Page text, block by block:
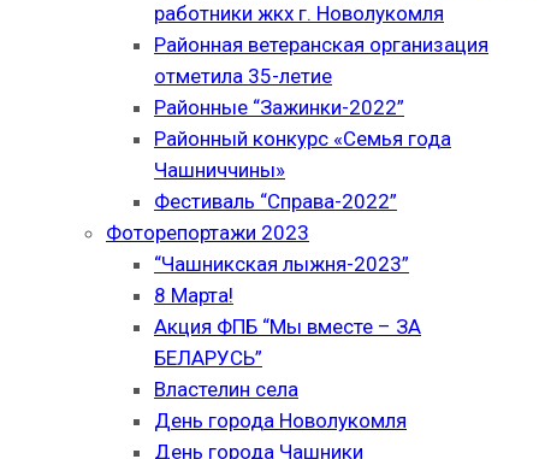
работники жкх г. Новолукомля
Районная ветеранская организация
отметила 35-летие
Районные “Зажинки-2022”
Районный конкурс «Семья года
Чашниччины»
Фестиваль “Справа-2022”
Фоторепортажи 2023
“Чашникская лыжня-2023”
8 Марта!
Акция ФПБ “Мы вместе – ЗА
БЕЛАРУСЬ”
Властелин села
День города Новолукомля
День города Чашники